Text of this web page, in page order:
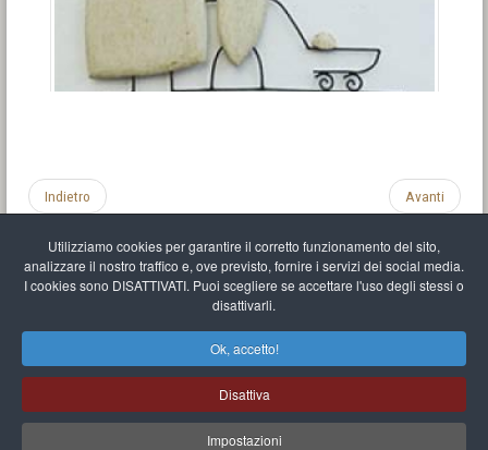
Utilizziamo cookies per garantire il corretto funzionamento del sito,
analizzare il nostro traffico e, ove previsto, fornire i servizi dei social media.
I cookies sono DISATTIVATI. Puoi scegliere se accettare l'uso degli stessi o
disattivarli.
Ok, accetto!
Disattiva
Impostazioni
Indietro Avanti
Mappa del sito
Mr Balthasar Brennenstuhl
Artista scultore e pittore
Quai Séverine Résidence Navy Club / 17 83430 Saint-Mandrier-sur-Mer,Provence-
Alpes-Côte d'Azur-France